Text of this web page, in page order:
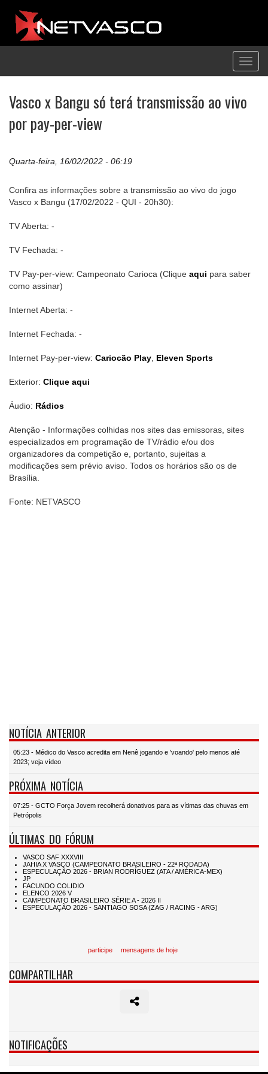
Vasco x Bangu só terá transmissão ao vivo
por pay-per-view
Quarta-feira, 16/02/2022 - 06:19
Confira as informações sobre a transmissão ao vivo do jogo
Vasco x Bangu (17/02/2022 - QUI - 20h30):
TV Aberta: -
TV Fechada: -
TV Pay-per-view: Campeonato Carioca (Clique aqui para saber
como assinar)
Internet Aberta: -
Internet Fechada: -
Internet Pay-per-view: Cariocão Play, Eleven Sports
Exterior: Clique aqui
Áudio: Rádios
Atenção - Informações colhidas nos sites das emissoras, sites
especializados em programação de TV/rádio e/ou dos
organizadores da competição e, portanto, sujeitas a
modificações sem prévio aviso. Todos os horários são os de
Brasília.
Fonte: NETVASCO
NOTÍCIA ANTERIOR
05:23 - Médico do Vasco acredita em Nenê jogando e 'voando' pelo menos até
2023; veja vídeo
PRÓXIMA NOTÍCIA
07:25 - GCTO Força Jovem recolherá donativos para as vítimas das chuvas em
Petrópolis
ÚLTIMAS DO FÓRUM
participe mensagens de hoje
COMPARTILHAR
NOTIFICAÇÕES